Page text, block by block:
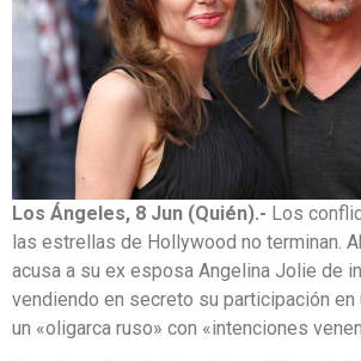
Los Ángeles, 8 Jun (Quién).- Los
las estrellas de Hollywood no terminan.
acusa a su ex esposa Angelina Jolie de
vendiendo en secreto su participación en
un «oligarca ruso» con «intenciones